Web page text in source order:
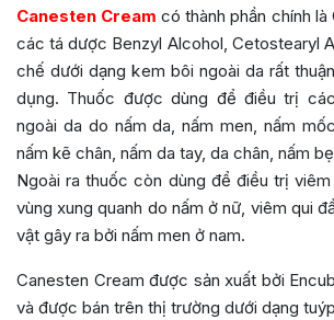
Canesten Cream có thành phần chính là
các tá dược Benzyl Alcohol, Cetostearyl
chế dưới dạng kem bôi ngoài da rất
dụng. Thuốc được dùng để điều trị
ngoài da do nấm da, nấm men, nấm
nấm kẽ chân, nấm da tay, da chân, nấm
Ngoài ra thuốc còn dùng để điều trị
vùng xung quanh do nấm ở nữ, viêm qui
vật gây ra bởi nấm men ở nam.
Canesten Cream được sản xuất bởi
và được bán trên thị trường dưới dạng